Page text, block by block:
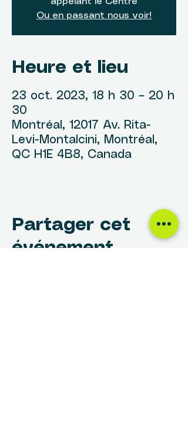
Ou en passant nous voir!
Heure et lieu
23 oct. 2023, 18 h 30 – 20 h
30
Montréal, 12017 Av. Rita-
Levi-Montalcini, Montréal,
QC H1E 4B8, Canada
Partager cet
événement